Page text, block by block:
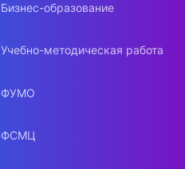
Бизнес-образование
Учебно-методическая работа
ФУМО
ФСМЦ